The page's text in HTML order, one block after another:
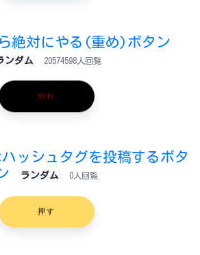
絶対にやる(重め)ボタン
ンダム 20574598人回覧
やれ
ッシュタグを投稿するボタ
ランダム 0人回覧
押す